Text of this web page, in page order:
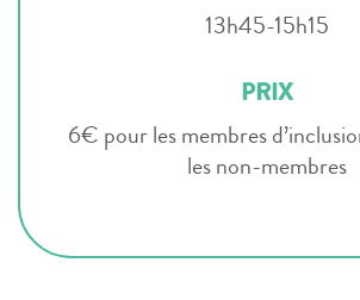
13h45-15h15
PRIX
6€ pour les membres
les non-membres